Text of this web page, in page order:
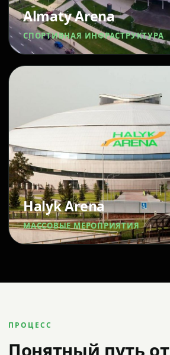
Almaty Arena
СПОРТИВНАЯ ИНФРАСТРУКТУРА
Halyk Arena
МАССОВЫЕ МЕРОПРИЯТИЯ
ПРОЦЕСС
Понятный путь от